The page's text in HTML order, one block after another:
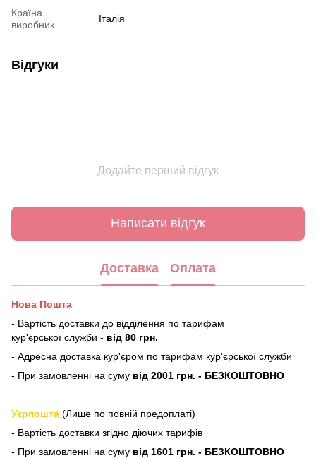
Країна
виробник
Італія
Відгуки
Додайте перший відгук
Написати відгук
Доставка Оплата
Нова Пошта
- Вартість доставки до відділення по тарифам
кур'єрської служби - від 80 грн.
- Адресна доставка кур'єром по тарифам кур'єрської служби
- При замовленні на суму від 2001 грн. - БЕЗКОШТОВНО
Укрпошта (Лише по повній предоплаті)
- Вартість доставки згідно діючих тарифів
- При замовленні на суму від 1601 грн. - БЕЗКОШТОВНО